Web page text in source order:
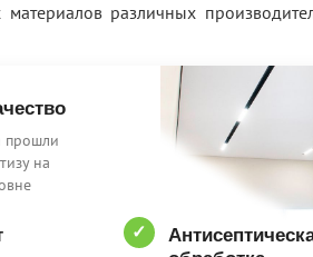
различных
прошли
на
✓